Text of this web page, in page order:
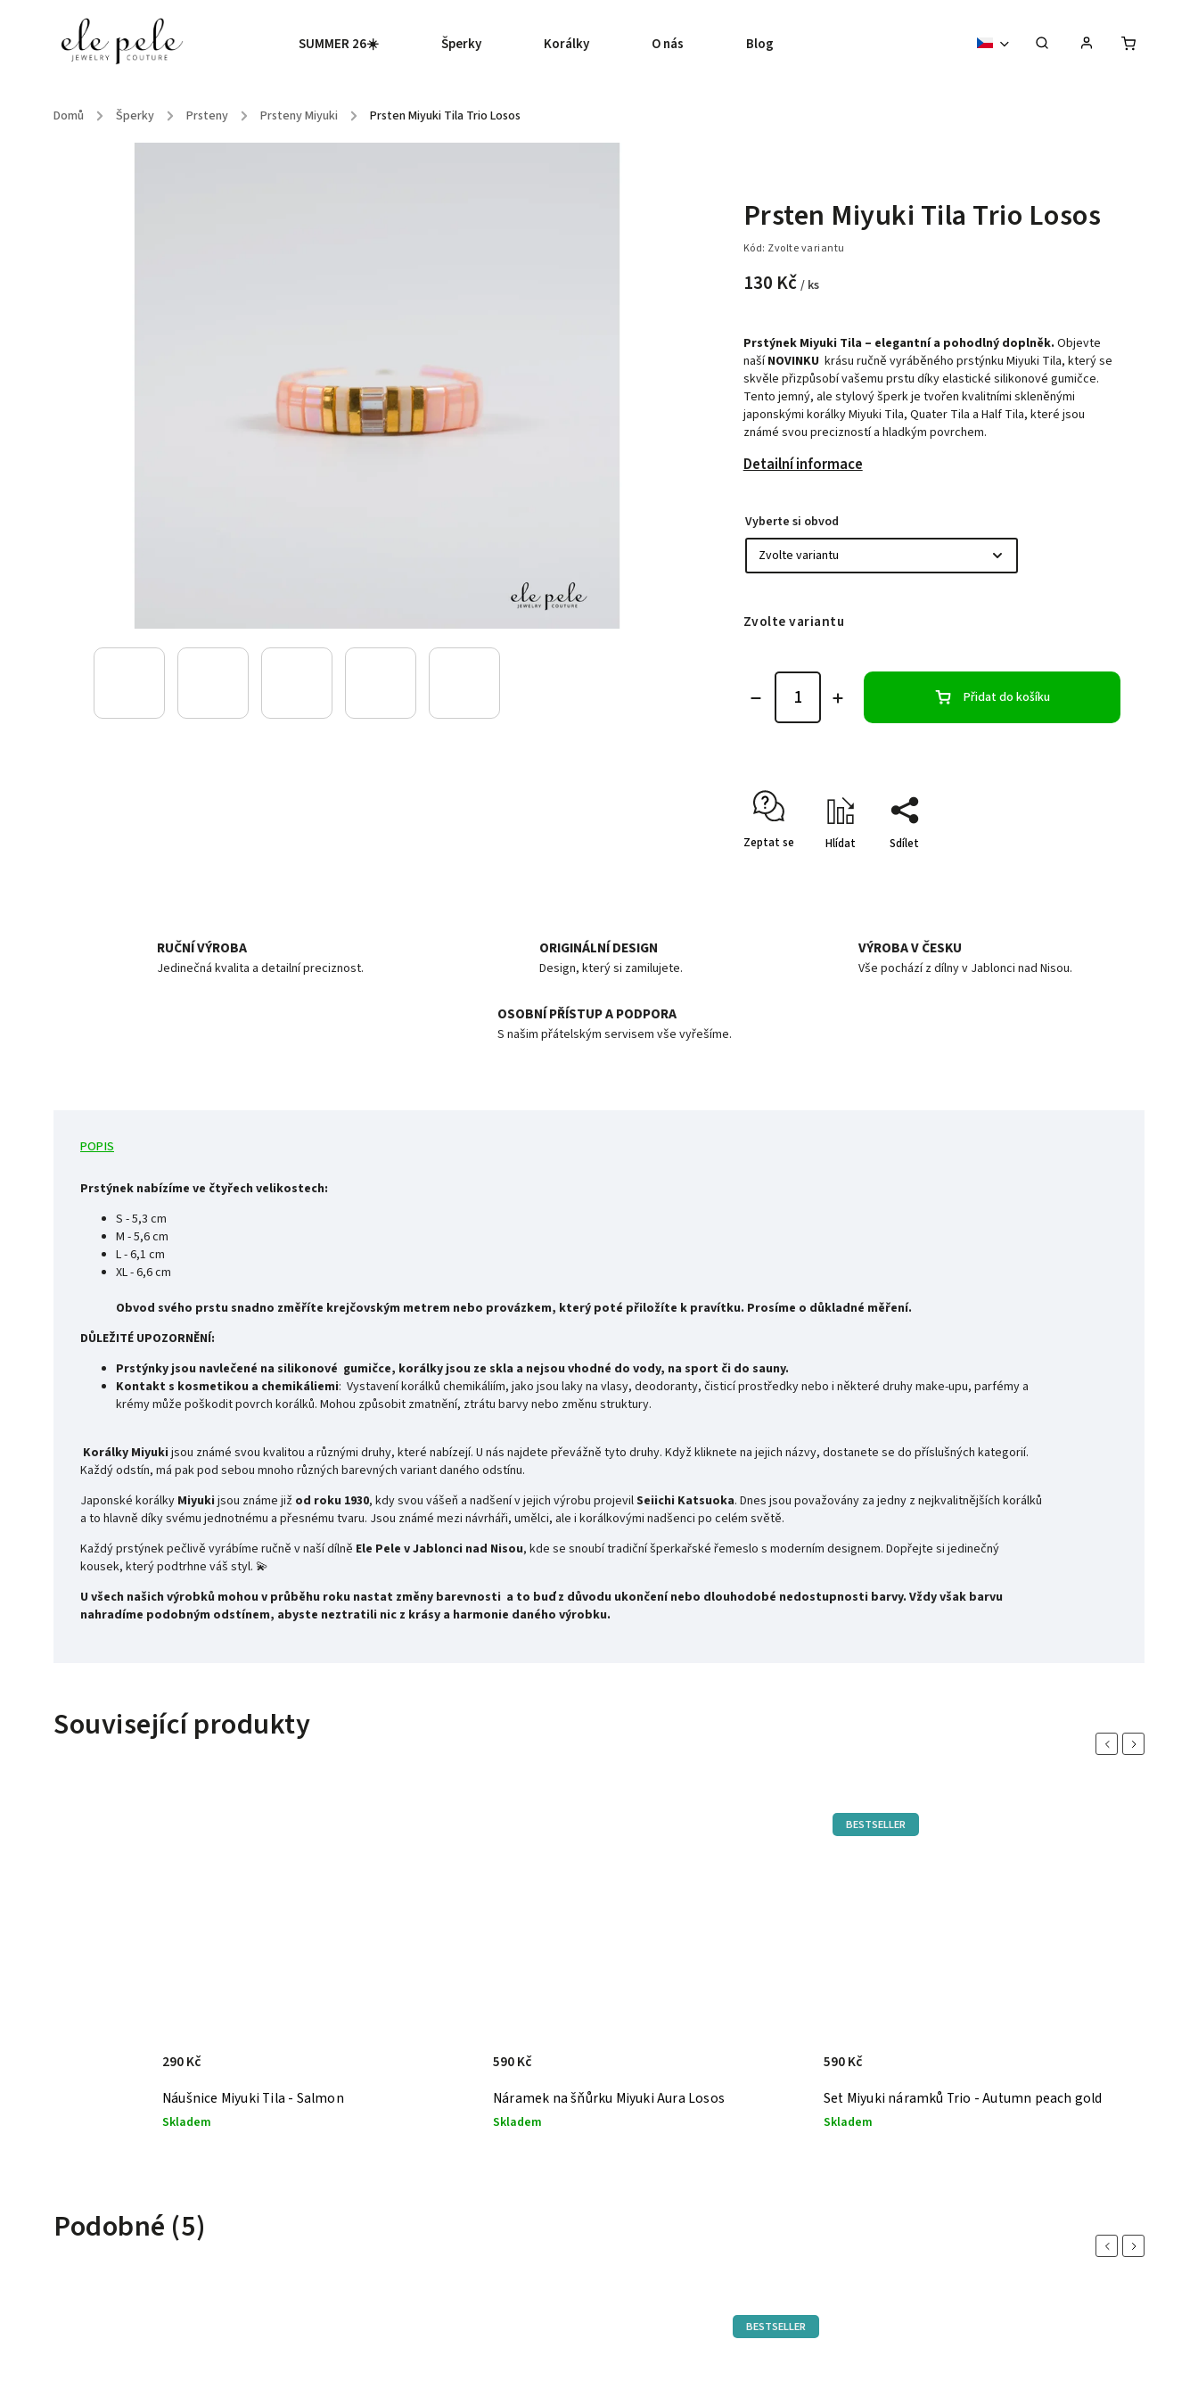
SUMMER 26☀️ Šperky Korálky O nás Blog
Domů / Šperky / Prsteny / Prsteny Miyuki / Prsten Miyuki Tila Trio Losos
Prsten Miyuki Tila Trio Losos
Kód: Zvolte variantu
130 Kč / ks
Prstýnek Miyuki Tila – elegantní a pohodlný doplněk. Objevte
našíNOVINKU krásu ručně vyráběného prstýnku Miyuki Tila, který se
skvěle přizpůsobí vašemu prstu díky elastické silikonové gumičce.
Tento jemný, ale stylový šperk je tvořen kvalitními skleněnými
japonskými korálky Miyuki Tila, Quater Tila a Half Tila, které jsou
známé svou precizností a hladkým povrchem.
Detailní informace
Vyberte si obvod
Zvolte variantu
Přidat do košíku
Zeptat se Hlídat Sdílet
RUČNÍ VÝROBA
Jedinečná kvalita a detailní preciznost.
ORIGINÁLNÍ DESIGN
Design, který si zamilujete.
VÝROBA V ČESKU
Vše pochází z dílny v Jablonci nad Nisou.
OSOBNÍ PŘÍSTUP A PODPORA
S našim přátelským servisem vše vyřešíme.
POPIS
Prstýnek nabízíme ve čtyřech velikostech:
S - 5,3 cm
M - 5,6 cm
L - 6,1 cm
XL - 6,6 cm
Obvod svého prstu snadno změříte krejčovským metrem nebo provázkem, který poté přiložíte k pravítku. Prosíme o důkladné měření.
DŮLEŽITÉ UPOZORNĚNÍ:
Prstýnky jsou navlečené na silikonové gumičce, korálky jsou ze skla a nejsou vhodné do vody, na sport či do sauny.
Kontakt s kosmetikou a chemikáliemi: Vystavení korálků chemikáliím, jako jsou laky na vlasy, deodoranty, čisticí prostředky nebo i některé druhy make-upu, parfémy a
krémy může poškodit povrch korálků. Mohou způsobit zmatnění, ztrátu barvy nebo změnu struktury.
Korálky Miyuki jsou známé svou kvalitou a různými druhy, které nabízejí. U nás najdete převážně tyto druhy. Když kliknete na jejich názvy, dostanete se do příslušných kategorií.
Každý odstín, má pak pod sebou mnoho různých barevných variant daného odstínu.
Japonské korálky Miyuki jsou známe již od roku 1930, kdy svou vášeň a nadšení v jejich výrobu projevilSeiichi Katsuoka. Dnes jsou považovány za jedny z nejkvalitnějších korálků
a to hlavně díky svému jednotnému a přesnému tvaru. Jsou známé mezi návrháři, umělci, ale i korálkovými nadšenci po celém světě.
Každý prstýnek pečlivě vyrábíme ručně v naší dílně Ele Pele v Jablonci nad Nisou, kde se snoubí tradiční šperkařské řemeslo s moderním designem. Dopřejte si jedinečný
kousek, který podtrhne váš styl. 💫
U všech našich výrobků mohou v průběhu roku nastat změny barevnosti a to buď z důvodu ukončení nebo dlouhodobé nedostupnosti barvy. Vždy však barvu
nahradíme podobným odstínem, abyste neztratili nic z krásy a harmonie daného výrobku.
Související produkty Previous
Náušnice Miyuki Tila - Salmon
Skladem
290 Kč
Náramek na šňůrku Miyuki Aura Losos
Skladem
590 Kč
BESTSELLER
Set Miyuki náramků Trio - Autumn peach gold
Skladem
590 Kč
Next
Podobné (5) Previous
BESTSELLER
Next